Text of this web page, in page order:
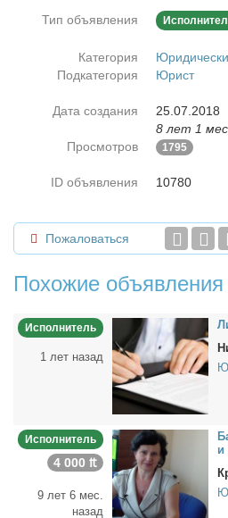
Тип объявления
Категория
Подкатегория
Юрист
Дата создания
25.07.2018
8 лет 1
Просмотров
1795
ID объявления 10780
Пожаловаться
Похожие объявления
Исполнитель
1 лет назад
Исполнитель
4 000 ₶
9 лет 6 мес.
назад
и